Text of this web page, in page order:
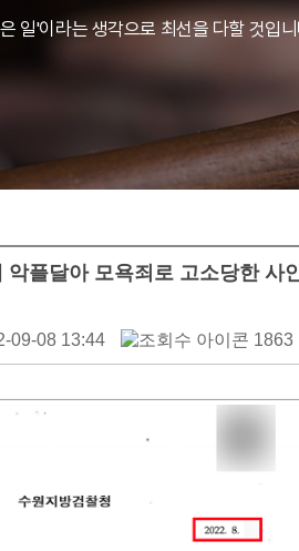
일'이라는 생각으로 최선을 다할 것입
악플달아 모욕죄로 고소당한 사
09-08 13:44 1863